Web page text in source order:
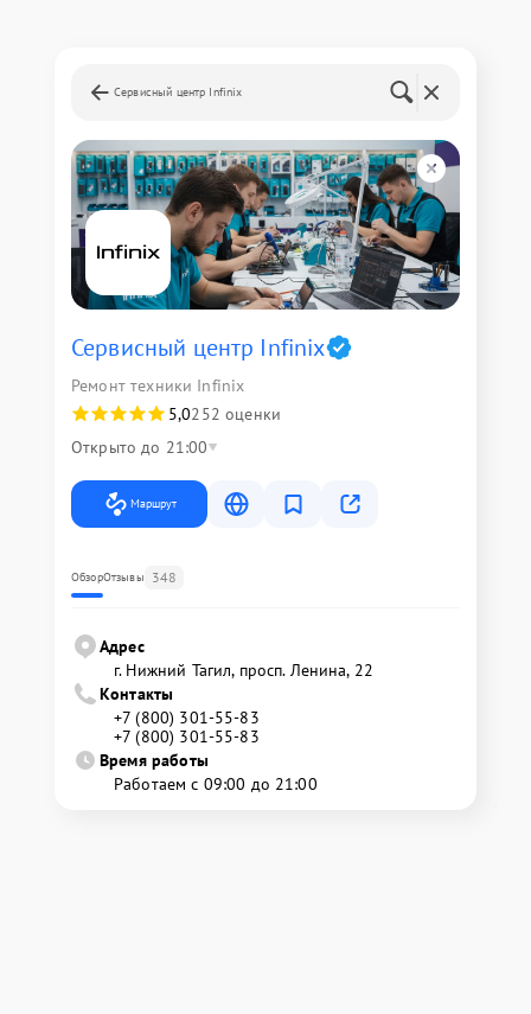
Сервисный центр Infinix
Сервисный центр Infinix
Ремонт техники Infinix
5,0252 оценки
Открыто до 21:00
Маршрут
ОбзорОтзывы 348
Адрес
г. Нижний Тагил, просп. Ленина, 22
Контакты
+7 (800) 301-55-83
+7 (800) 301-55-83
Время работы
Работаем с 09:00 до 21:00